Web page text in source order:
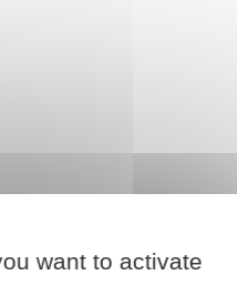
want to activate